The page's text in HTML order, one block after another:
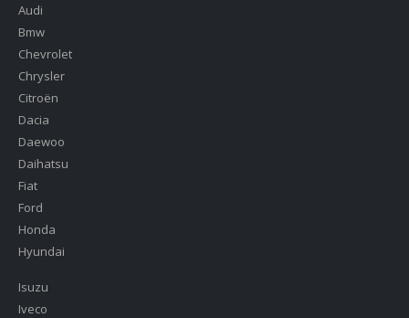
Audi
Bmw
Chevrolet
Chrysler
Citroën
Dacia
Daewoo
Daihatsu
Fiat
Ford
Honda
Hyundai
Isuzu
Iveco